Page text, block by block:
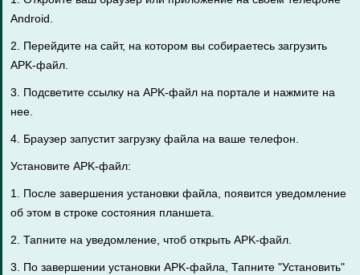
Android.
2. Перейдите на сайт, на котором вы собираетесь загрузить
APK-файл.
3. Подсветите ссылку на APK-файл на портале и нажмите на
нее.
4. Браузер запустит загрузку файла на ваше телефон.
Установите APK-файл:
1. После завершения установки файла, появится уведомление
об этом в строке состояния планшета.
2. Тапните на уведомление, чтоб открыть APK-файл.
3. По завершении установки APK-файла, Тапните "Установить"